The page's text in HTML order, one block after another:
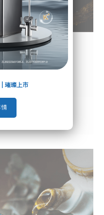
然回甘
享受
等矿物含量
璀璨上市